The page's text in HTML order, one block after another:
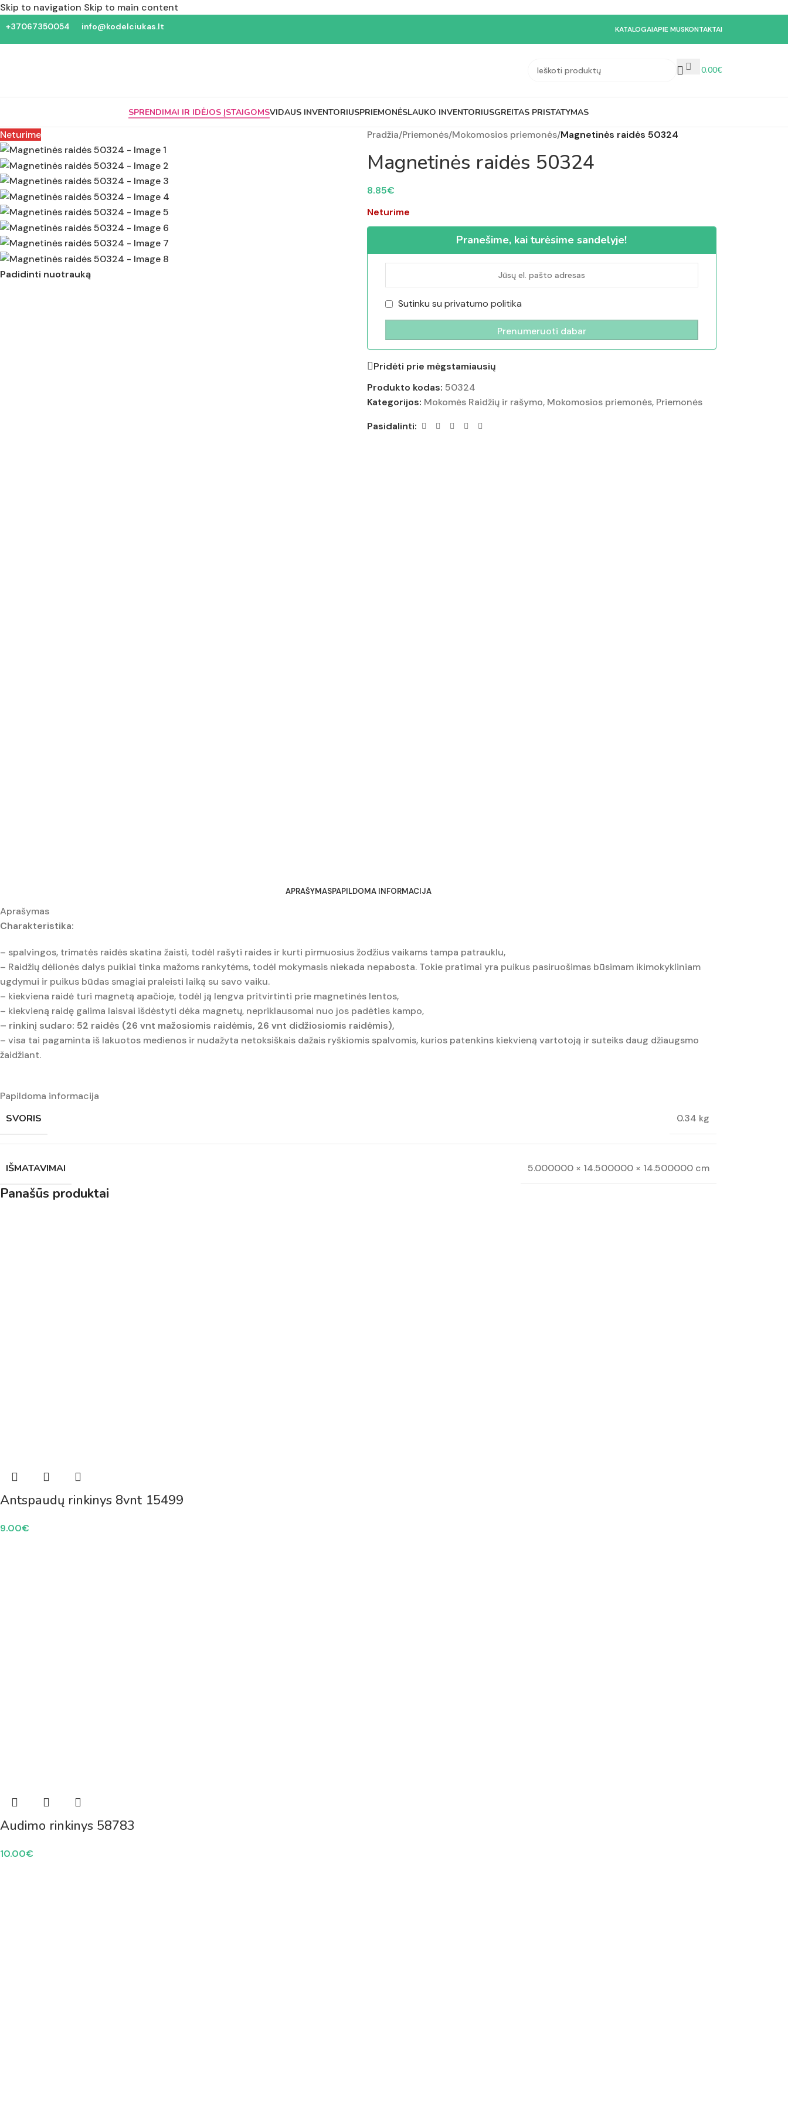
Skip to navigation Skip to main content
+37067350054 info@kodelciukas.lt KATALOGAIAPIE MUSKONTAKTAI
0.00€
SPRENDIMAI IR IDĖJOS ĮSTAIGOMSVIDAUS INVENTORIUSPRIEMONĖSLAUKO INVENTORIUSGREITAS PRISTATYMAS
Neturime
Padidinti nuotrauką
Pradžia/Priemonės/Mokomosios priemonės/Magnetinės raidės 50324
Magnetinės raidės 50324
8.85€
Neturime
Pranešime, kai turėsime sandelyje!
Sutinku su privatumo politika
Pridėti prie mėgstamiausių
Produkto kodas: 50324
Kategorijos: Mokomės Raidžių ir rašymo, Mokomosios priemonės, Priemonės
Pasidalinti:
APRAŠYMASPAPILDOMA INFORMACIJA
Aprašymas
Charakteristika:
– spalvingos, trimatės raidės skatina žaisti, todėl rašyti raides ir kurti pirmuosius žodžius vaikams tampa patrauklu,
– Raidžių dėlionės dalys puikiai tinka mažoms rankytėms, todėl mokymasis niekada nepabosta. Tokie pratimai yra puikus pasiruošimas būsimam ikimokykliniam
ugdymui ir puikus būdas smagiai praleisti laiką su savo vaiku.
– kiekviena raidė turi magnetą apačioje, todėl ją lengva pritvirtinti prie magnetinės lentos,
– kiekvieną raidę galima laisvai išdėstyti dėka magnetų, nepriklausomai nuo jos padėties kampo,
– rinkinį sudaro: 52 raidės (26 vnt mažosiomis raidėmis, 26 vnt didžiosiomis raidėmis),
– visa tai pagaminta iš lakuotos medienos ir nudažyta netoksiškais dažais ryškiomis spalvomis, kurios patenkins kiekvieną vartotoją ir suteiks daug džiaugsmo
žaidžiant.
Papildoma informacija
SVORIS 0.34 kg
IŠMATAVIMAI 5.000000 × 14.500000 × 14.500000 cm
Panašūs produktai
Antspaudų rinkinys 8vnt 15499
9.00€
Audimo rinkinys 58783
10.00€